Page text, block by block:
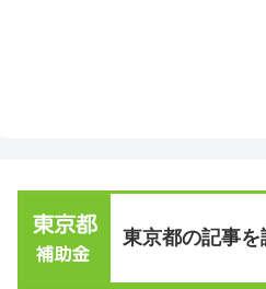
東京都の記事を